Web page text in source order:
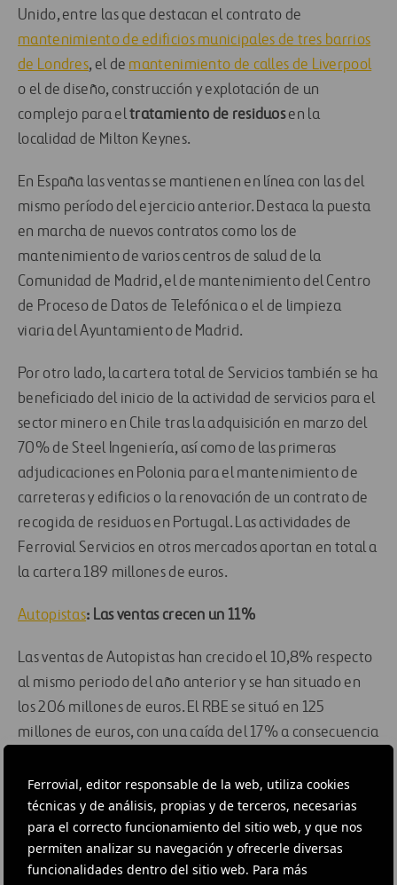
Ferrovial, editor responsable de la web, utiliza cookies
técnicas y de análisis, propias y de terceros, necesarias
para el correcto funcionamiento del sitio web, y que nos
permiten analizar su navegación y ofrecerle diversas
funcionalidades dentro del sitio web. Para más
Unido, entre las que destacan el contrato de
mantenimiento de edificios municipales de tres barrios
de Londres, el de mantenimiento de calles de Liverpool
o el de diseño, construcción y explotación de un
complejo para eltratamiento de residuosen la
localidad de Milton Keynes.
En España las ventas se mantienen en línea con las del
mismo período del ejercicio anterior. Destaca la puesta
en marcha de nuevos contratos como los de
mantenimiento de varios centros de salud de la
Comunidad de Madrid, el de mantenimiento del Centro
de Proceso de Datos de Telefónica o el de limpieza
viaria del Ayuntamiento de Madrid.
Por otro lado, la cartera total de Servicios también se ha
beneficiado del inicio de la actividad de servicios para el
sector minero en Chile tras la adquisición en marzo del
70% de Steel Ingeniería, así como de las primeras
adjudicaciones en Polonia para el mantenimiento de
carreteras y edificios o la renovación de un contrato de
recogida de residuos en Portugal. Las actividades de
Ferrovial Servicios en otros mercados aportan en total a
la cartera 189 millones de euros.
Autopistas: Las ventas crecen un 11%
Las ventas de Autopistas han crecido el 10,8% respecto
al mismo periodo del año anterior y se han situado en
los 206 millones de euros. El RBE se situó en 125
millones de euros, con una caída del 17% a consecuencia
Autema relacionadas con el cobro de IVA, por 20
millones de euros.
Destaca de nuevo lafortaleza de la autopista
canadiense 407 ETR, con una mejora del 7,8% en ventas